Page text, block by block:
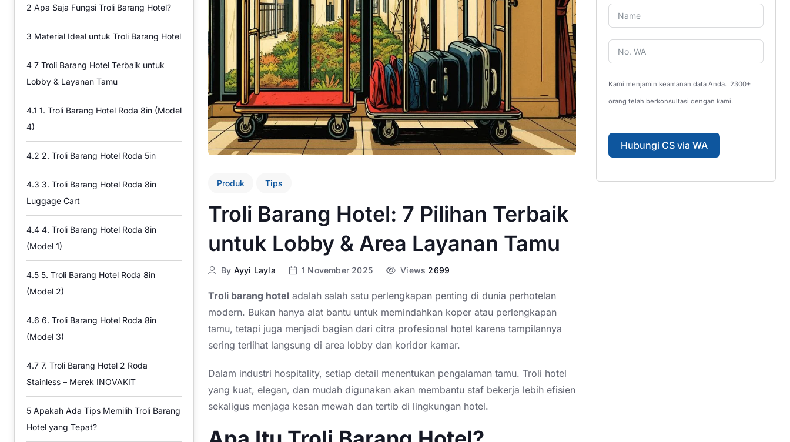
2 Apa Saja Fungsi Troli Barang Hotel?
3 Material Ideal untuk Troli Barang Hotel
4 7 Troli Barang Hotel Terbaik untuk
Lobby & Layanan Tamu
4.1 1. Troli Barang Hotel Roda 8in (Model
4)
4.2 2. Troli Barang Hotel Roda 5in
4.3 3. Troli Barang Hotel Roda 8in
Luggage Cart
4.4 4. Troli Barang Hotel Roda 8in
(Model 1)
4.5 5. Troli Barang Hotel Roda 8in
(Model 2)
4.6 6. Troli Barang Hotel Roda 8in
(Model 3)
4.7 7. Troli Barang Hotel 2 Roda
Stainless – Merek INOVAKIT
5 Apakah Ada Tips Memilih Troli Barang
Hotel yang Tepat?
Produk Tips
Troli Barang Hotel: 7 Pilihan Terbaik
untuk Lobby & Area Layanan Tamu
By Ayyi Layla 1 November 2025 Views 2699
Troli barang hotel adalah salah satu perlengkapan penting di dunia perhotelan
modern. Bukan hanya alat bantu untuk memindahkan koper atau perlengkapan
tamu, tetapi juga menjadi bagian dari citra profesional hotel karena tampilannya
sering terlihat langsung di area lobby dan koridor kamar.
Dalam industri hospitality, setiap detail menentukan pengalaman tamu. Troli hotel
yang kuat, elegan, dan mudah digunakan akan membantu staf bekerja lebih efisien
sekaligus menjaga kesan mewah dan tertib di lingkungan hotel.
Kami menjamin keamanan data Anda. 2300+
orang telah berkonsultasi dengan kami.
Hubungi CS via WA